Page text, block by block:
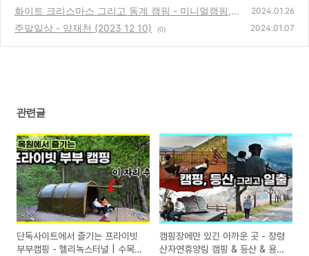
핑 / 강촌 스칼라캠핑장
(0)
화이트 크리스마스 그리고 동계 캠핑 - 미니멀캠핑,
가족캠핑
(0)
2024.01.26
주말일상 - 양재천 (2023 12 10) (0) 2024.01.07
관련글
단독사이트에서 즐기는 프라이빗
부부캠핑 - 헬리녹스터널 | 수목원
캠핑장에만 있긴 아까운 곳 - 장령
산자연휴양림 캠핑 & 등산 & 용암